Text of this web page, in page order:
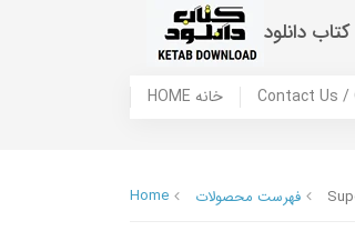
کتاب دانلود
HOME خانه
Home فهرست محصولات